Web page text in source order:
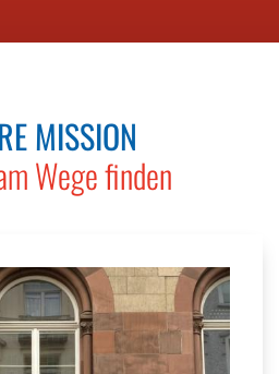
MISSION
Wege finden